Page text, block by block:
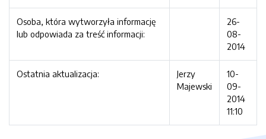
Osoba, która wytworzyła informację
lub odpowiada za treść informacji:
26-
08-
2014
Ostatnia aktualizacja:
Jerzy
Majewski
10-
09-
2014
11:10